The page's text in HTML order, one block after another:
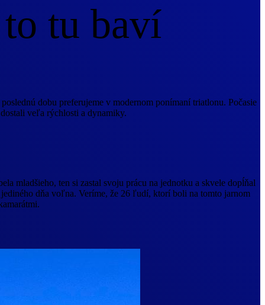
tu baví
dobu preferujeme v modernom ponímaní triatlonu. Počasie
veľa rýchlosti a dynamiky.
mladšieho, ten si zastal svoju prácu na jednotku a skvele dopĺňal
dňa voľna. Veríme, že 26 ľudí, ktorí boli na tomto jarnom